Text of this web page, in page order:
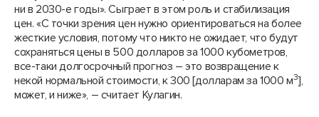
ни в 2030-е годы». Сыграет в этом роль и стабилизация
цен. «С точки зрения цен нужно ориентироваться на более
жесткие условия, потому что никто не ожидает, что будут
сохраняться цены в 500 долларов за 1000 кубометров,
все-таки долгосрочный прогноз – это возвращение к
некой нормальной стоимости, к 300 [долларам за 1000 м3],
может, и ниже», – считает Кулагин.